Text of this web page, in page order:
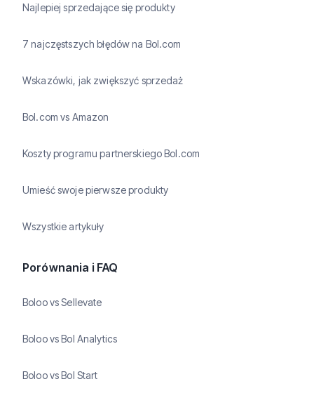
Najlepiej sprzedające się produkty
7 najczęstszych błędów na Bol.com
Wskazówki, jak zwiększyć sprzedaż
Bol.com vs Amazon
Koszty programu partnerskiego Bol.com
Umieść swoje pierwsze produkty
Wszystkie artykuły
Porównania i FAQ
Boloo vs Sellevate
Boloo vs Bol Analytics
Boloo vs Bol Start